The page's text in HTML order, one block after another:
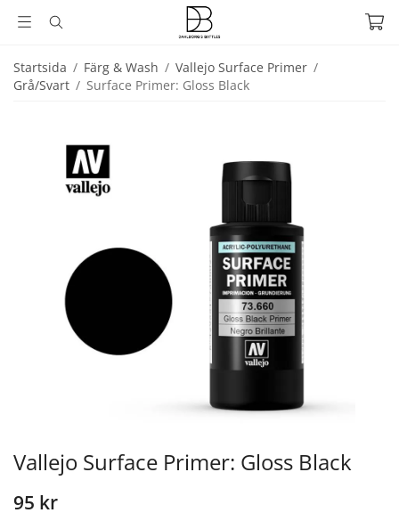
Startsida / Färg & Wash / Vallejo Surface Primer /
Grå/Svart / Surface Primer: Gloss Black
Vallejo Surface Primer: Gloss Black
95 kr